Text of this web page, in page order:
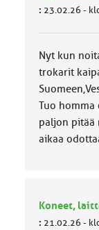
: 23.02.26 -
Nyt kun
trokarit
Tuo homma
paljon pitää
aikaa
Koneet,
: 21.02.26 -